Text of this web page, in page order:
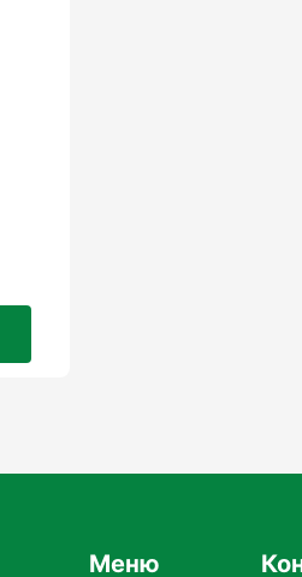
для полива растений
воды. Для
но особенно важно
Меню